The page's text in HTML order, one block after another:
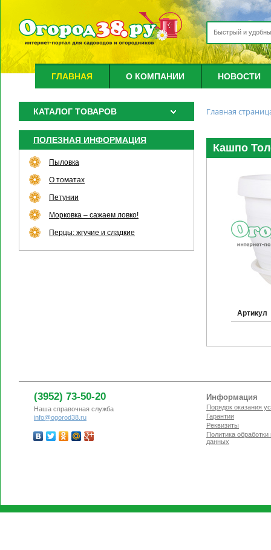
ГЛАВНАЯ О КОМПАНИИ НОВОСТИ
КАТАЛОГ ТОВАРОВ
ПОЛЕЗНАЯ ИНФОРМАЦИЯ
Пыловка
О томатах
Петунии
Морковка – сажаем ловко!
Перцы: жгучие и сладкие
Главная
Кашпо
Артикул
(3952) 73-50-20
Наша справочная служба
info@ogorod38.ru
Информация
Порядок оказания
Гарантии
Реквизиты
Политика
данных